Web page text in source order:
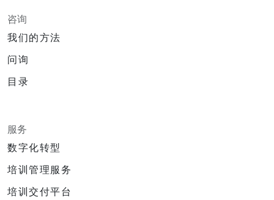
咨询
我们的方法
问询
目录
服务
数字化转型
培训管理服务
培训交付平台